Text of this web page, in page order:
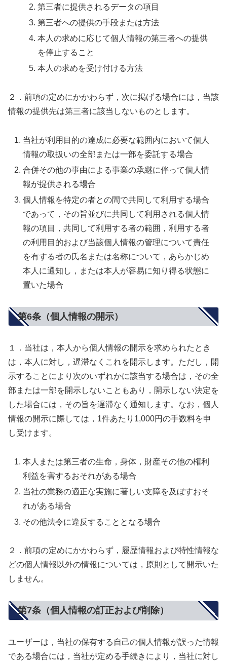
第三者に提供されるデータの項目
第三者への提供の手段または方法
本人の求めに応じて個人情報の第三者への提供
を停止すること
本人の求めを受け付ける方法
２．前項の定めにかかわらず，次に掲げる場合には，当該
情報の提供先は第三者に該当しないものとします。
当社が利用目的の達成に必要な範囲内において個人
情報の取扱いの全部または一部を委託する場合
合併その他の事由による事業の承継に伴って個人情
報が提供される場合
個人情報を特定の者との間で共同して利用する場合
であって，その旨並びに共同して利用される個人情
報の項目，共同して利用する者の範囲，利用する者
の利用目的および当該個人情報の管理について責任
を有する者の氏名または名称について，あらかじめ
本人に通知し，または本人が容易に知り得る状態に
置いた場合
第6条（個人情報の開示）
１．当社は，本人から個人情報の開示を求められたとき
は，本人に対し，遅滞なくこれを開示します。ただし，開
示することにより次のいずれかに該当する場合は，その全
部または一部を開示しないこともあり，開示しない決定を
した場合には，その旨を遅滞なく通知します。なお，個人
情報の開示に際しては，1件あたり1,000円の手数料を申
し受けます。
本人または第三者の生命，身体，財産その他の権利
利益を害するおそれがある場合
当社の業務の適正な実施に著しい支障を及ぼすおそ
れがある場合
その他法令に違反することとなる場合
２．前項の定めにかかわらず，履歴情報および特性情報な
どの個人情報以外の情報については，原則として開示いた
しません。
第7条（個人情報の訂正および削除）
ユーザーは，当社の保有する自己の個人情報が誤った情報
である場合には，当社が定める手続きにより，当社に対し